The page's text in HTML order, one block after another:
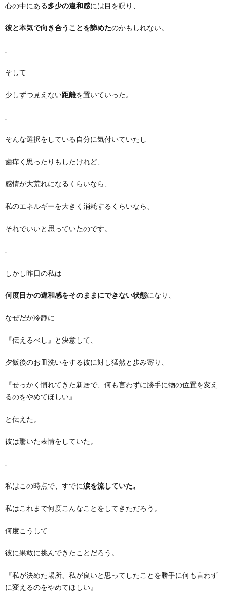
心の中にある多少の違和感には目を瞑り、
彼と本気で向き合うことを諦めたのかもしれない。
.
そして
少しずつ見えない距離を置いていった。
.
そんな選択をしている自分に気付いていたし
歯痒く思ったりもしたけれど、
感情が大荒れになるくらいなら、
私のエネルギーを大きく消耗するくらいなら、
それでいいと思っていたのです。
.
しかし昨日の私は
何度目かの違和感をそのままにできない状態になり、
なぜだか冷静に
『伝えるべし』と決意して、
夕飯後のお皿洗いをする彼に対し猛然と歩み寄り、
『せっかく慣れてきた新居で、何も言わずに勝手に物の位置を変え
るのをやめてほしい』
と伝えた。
彼は驚いた表情をしていた。
.
私はこの時点で、すでに涙を流していた。
私はこれまで何度こんなことをしてきただろう。
何度こうして
彼に果敢に挑んできたことだろう。
『私が決めた場所、私が良いと思ってしたことを勝手に何も言わず
に変えるのをやめてほしい』